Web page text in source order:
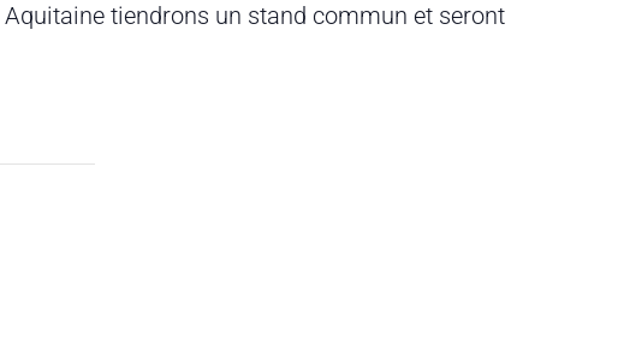
Aquitaine tiendrons un stand commun et seront